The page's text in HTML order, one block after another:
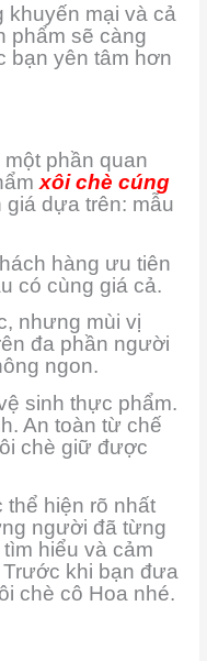
khuyến mại và cả
phẩm sẽ càng
bạn yên tâm hơn
phần quan
xôi chè cúng
giá dựa trên: mẫu
hàng ưu tiên
có cùng giá cả.
nhưng mùi vị
đa phần người
ngon.
sinh thực phẩm.
An toàn từ chế
chè giữ được
hiện rõ nhất
người đã từng
hiểu và cảm
khi bạn đưa
chè cô Hoa nhé.